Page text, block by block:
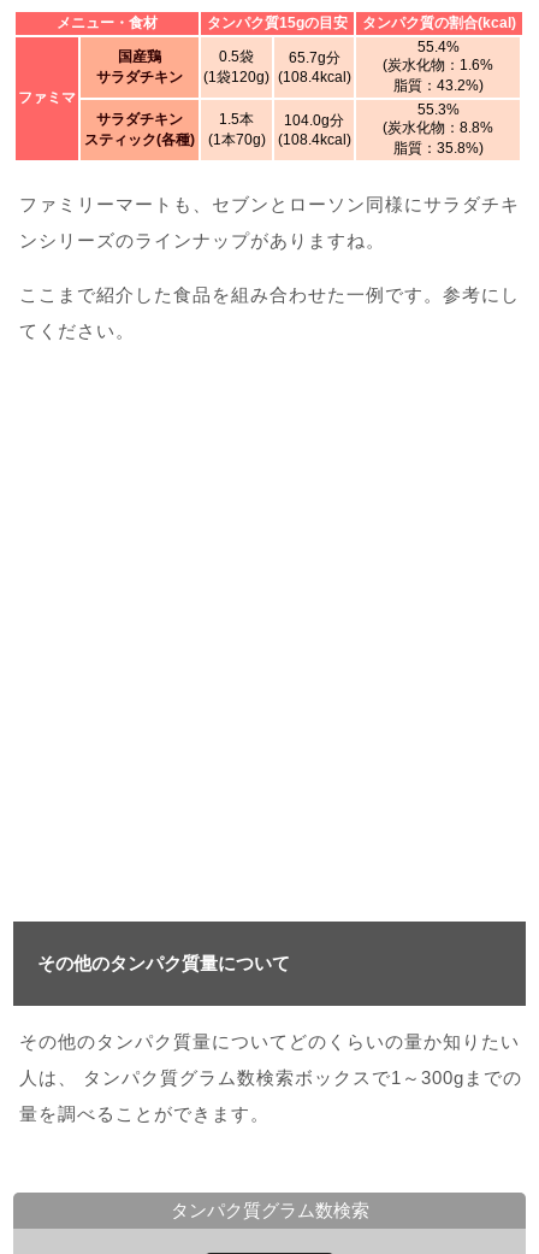
メニュー・食材 タンパク質15gの目安 タンパク質の割合(kcal)
ファミマ
国産鶏
サラダチキン
0.5袋
(1袋120g)
65.7g分
(108.4kcal)
55.4%
(炭水化物：1.6%
脂質：43.2%)
サラダチキン
スティック(各種)
1.5本
(1本70g)
104.0g分
(108.4kcal)
55.3%
(炭水化物：8.8%
脂質：35.8%)
ファミリーマートも、セブンとローソン同様にサラダチキ
ンシリーズのラインナップがありますね。
ここまで紹介した食品を組み合わせた一例です。参考にし
てください。
その他のタンパク質量について
その他のタンパク質量についてどのくらいの量か知りたい
人は、 タンパク質グラム数検索ボックスで1～300gまでの
量を調べることができます。
タンパク質グラム数検索